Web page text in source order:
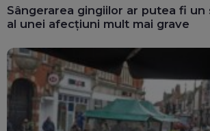
Sângerarea gingiilor ar putea fi un
al unei afecțiuni mult mai grave